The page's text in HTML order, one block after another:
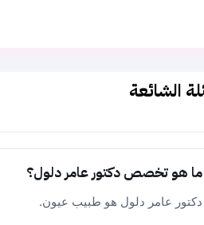
الشائعة
ما هو تخصص دكتور عامر دلول؟
دكتور عامر دلول هو طبيب عيون.